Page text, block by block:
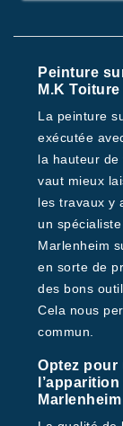
Peinture
M.K
La peinture
exécutée
la hauteur
vaut mieux
les travaux y
un
Marlenheim
en sorte de
des bons
Cela nous
commun.
Optez pour
Marlenheim